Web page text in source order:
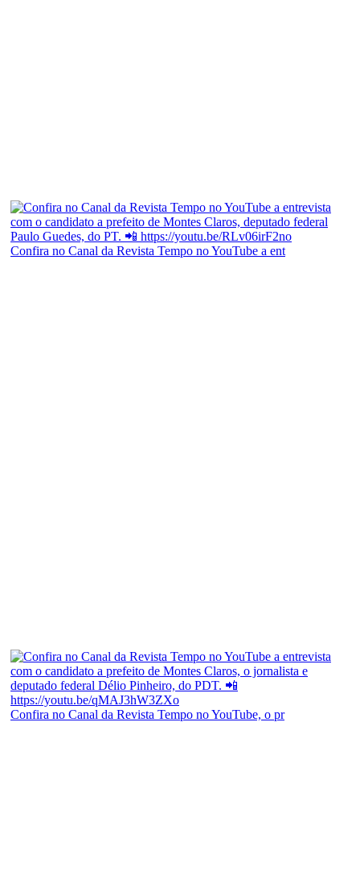
Confira no Canal da Revista Tempo no YouTube a ent
Confira no Canal da Revista Tempo no YouTube, o pr